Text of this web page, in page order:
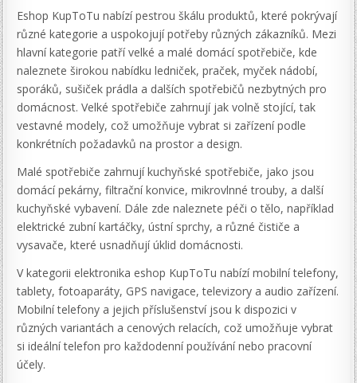
Eshop KupToTu nabízí pestrou škálu produktů, které pokrývají
různé kategorie a uspokojují potřeby různých zákazníků. Mezi
hlavní kategorie patří velké a malé domácí spotřebiče, kde
naleznete širokou nabídku ledniček, praček, myček nádobí,
sporáků, sušiček prádla a dalších spotřebičů nezbytných pro
domácnost. Velké spotřebiče zahrnují jak volně stojící, tak
vestavné modely, což umožňuje vybrat si zařízení podle
konkrétních požadavků na prostor a design.
Malé spotřebiče zahrnují kuchyňské spotřebiče, jako jsou
domácí pekárny, filtrační konvice, mikrovlnné trouby, a další
kuchyňské vybavení. Dále zde naleznete péči o tělo, například
elektrické zubní kartáčky, ústní sprchy, a různé čističe a
vysavače, které usnadňují úklid domácnosti.
V kategorii elektronika eshop KupToTu nabízí mobilní telefony,
tablety, fotoaparáty, GPS navigace, televizory a audio zařízení.
Mobilní telefony a jejich příslušenství jsou k dispozici v
různých variantách a cenových relacích, což umožňuje vybrat
si ideální telefon pro každodenní používání nebo pracovní
účely.